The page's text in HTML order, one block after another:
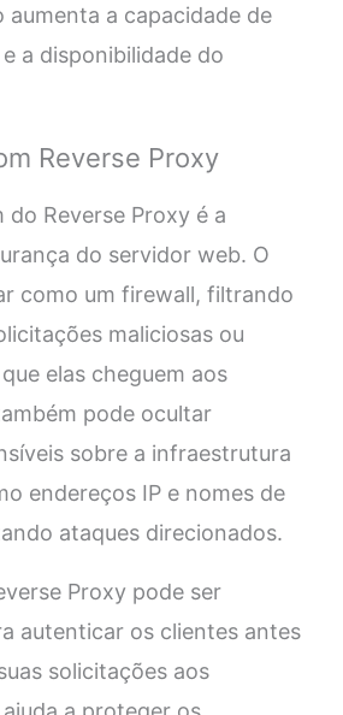
aumenta a capacidade de
a disponibilidade do
Reverse Proxy
Reverse Proxy é a
do servidor web. O
como um firewall, filtrando
maliciosas ou
elas cheguem aos
pode ocultar
sobre a infraestrutura
endereços IP e nomes de
ataques direcionados.
Proxy pode ser
autenticar os clientes antes
solicitações aos